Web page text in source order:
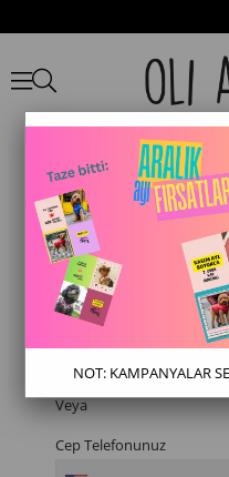
Sipariş Numaranız
E-posta Adresiniz
Veya
Cep Telefonunuz
NOT: KAMPANYALAR